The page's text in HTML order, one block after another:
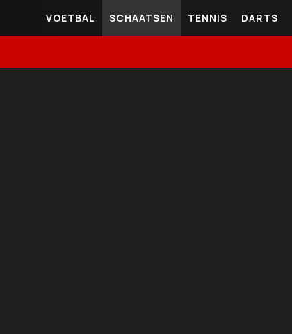
VOETBAL SCHAATSEN TENNIS DARTS